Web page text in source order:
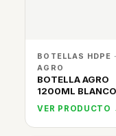
BOTELLAS HDPE ·
AGRO
BOTELLA AGRO
1200ML BLANCO
VER PRODUCTO